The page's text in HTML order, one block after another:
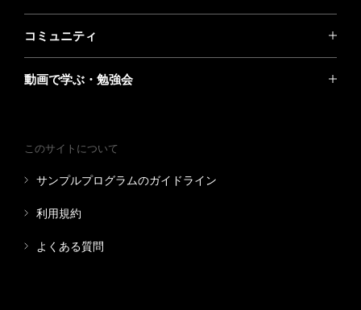
コミュニティ
動画で学ぶ・勉強会
このサイトについて
サンプルプログラムのガイドライン
利用規約
よくある質問